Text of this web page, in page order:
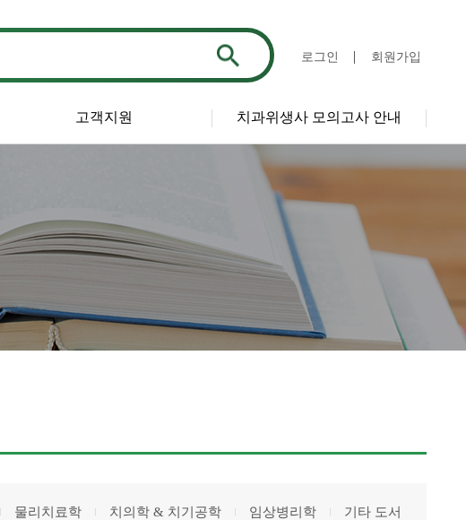
로그인 회원가입
고객지원 치과위생사 모의고사 안내
물리치료학 치의학 & 치기공학 임상병리학 기타 도서